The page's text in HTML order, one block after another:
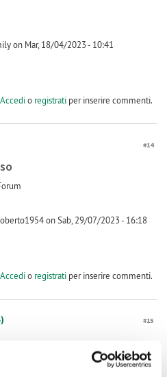
on Mar, 18/04/2023 - 10:41
Accedio registratiper inserire commenti.
#14
on Sab, 29/07/2023 - 16:18
Accedio registratiper inserire commenti.
#15
giuste cioè faccio l'accesso al